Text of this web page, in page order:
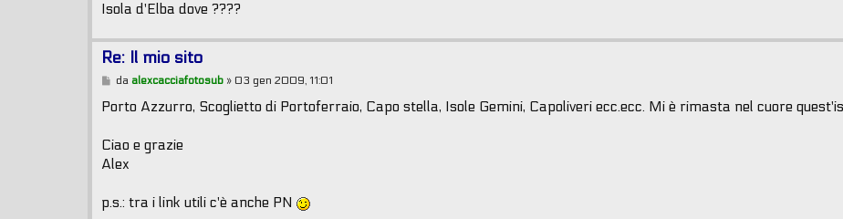
Isola d'Elba dove ????
Re: Il mio sito
M
s
g
g
i
da alexcacciafotosub» 03 gen 2009, 11:01
Porto Azzurro, Scoglietto di Portoferraio, Capo stella, Isole Gemini, Capoliveri ecc.ecc. Mi è rimasta nel cuore
Ciao e grazie
Alex
p.s.: tra i link utili c'è anche PN